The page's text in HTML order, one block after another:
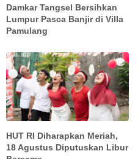
Damkar Tangsel Bersihkan
Lumpur Pasca Banjir di Villa
Pamulang
HUT RI Diharapkan Meriah,
18 Agustus Diputuskan Libur